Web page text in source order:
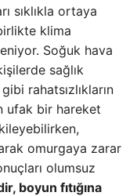
sıklıkla ortaya
klima
Soğuk hava
sağlık
rahatsızlıkların
ufak bir hareket
omurgaya zarar
olumsuz
boyun fıtığına